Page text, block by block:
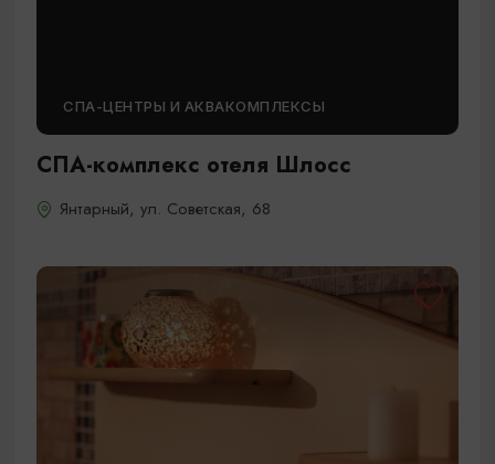
СПА-ЦЕНТРЫ И АКВАКОМПЛЕКСЫ
СПА-комплекс отеля Шлосс
Янтарный, ул. Советская, 68